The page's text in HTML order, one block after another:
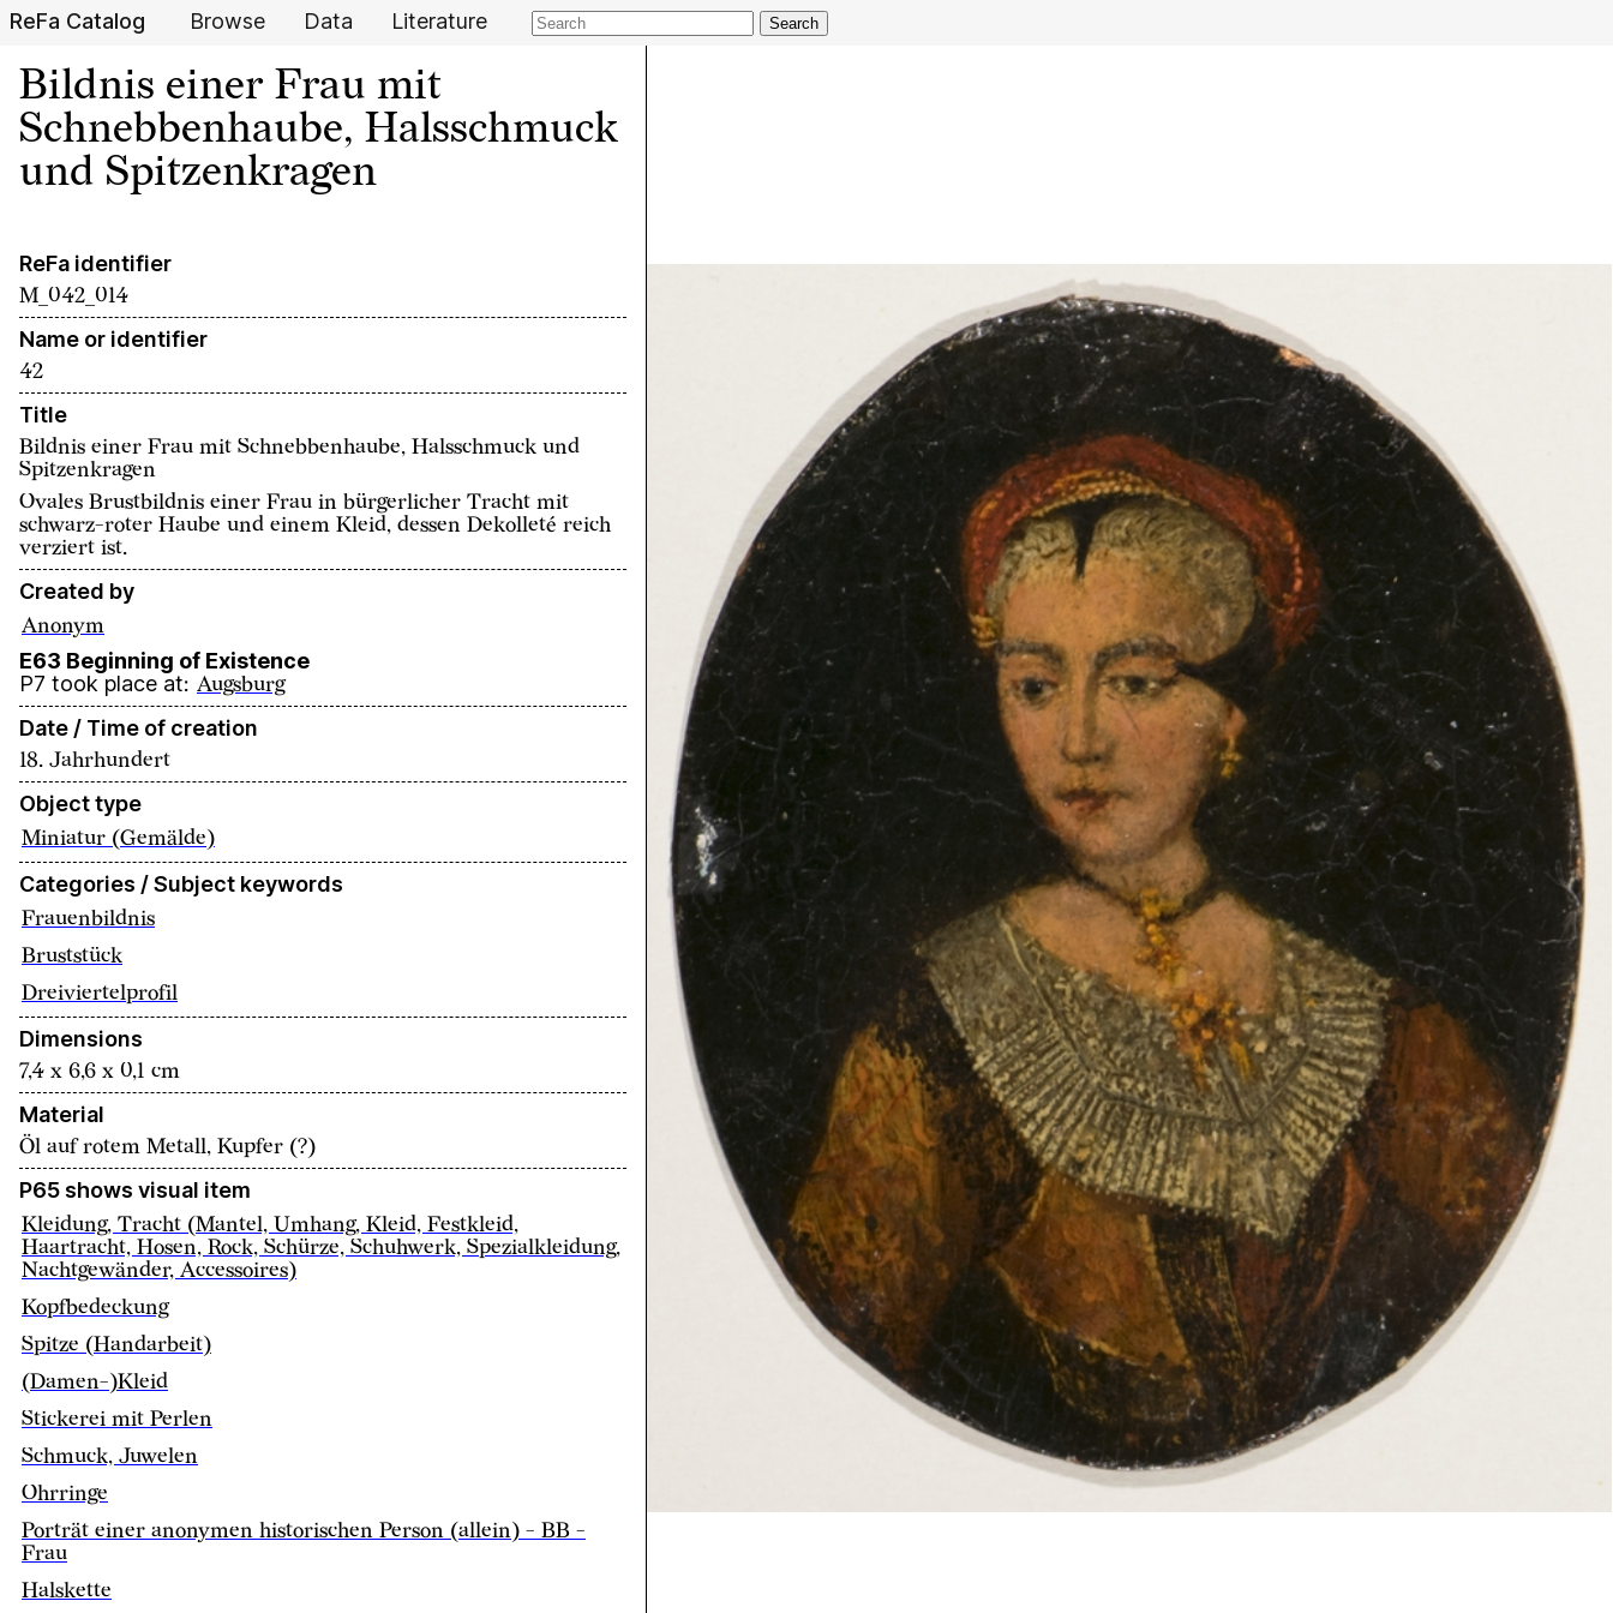
ReFa Catalog Browse Data Literature Search
Bildnis einer Frau mit
Schnebbenhaube, Halsschmuck
und Spitzenkragen
ReFa identifier
M_042_014
Name or identifier
42
Title
Bildnis einer Frau mit Schnebbenhaube, Halsschmuck und
Spitzenkragen
Ovales Brustbildnis einer Frau in bürgerlicher Tracht mit
schwarz-roter Haube und einem Kleid, dessen Dekolleté reich
verziert ist.
Created by
Anonym
E63 Beginning of Existence
P7 took place at: Augsburg
Date / Time of creation
18. Jahrhundert
Object type
Miniatur (Gemälde)
Categories / Subject keywords
Frauenbildnis
Bruststück
Dreiviertelprofil
Dimensions
7,4 x 6,6 x 0,1 cm
Material
Öl auf rotem Metall, Kupfer (?)
P65 shows visual item
Kleidung, Tracht (Mantel, Umhang, Kleid, Festkleid,
Haartracht, Hosen, Rock, Schürze, Schuhwerk, Spezialkleidung,
Nachtgewänder, Accessoires)
Kopfbedeckung
Spitze (Handarbeit)
(Damen-)Kleid
Stickerei mit Perlen
Schmuck, Juwelen
Ohrringe
Porträt einer anonymen historischen Person (allein) - BB -
Frau
Halskette